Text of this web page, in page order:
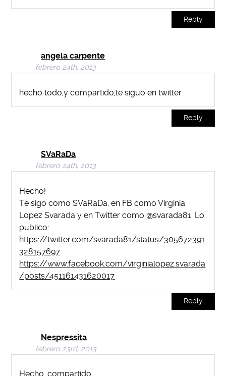
Reply
angela carpente
febrero 24th, 2013
hecho todo,y compartido,te siguo en twitter
Reply
SVaRaDa
febrero 24th, 2013
Hecho!
Te sigo como SVaRaDa, en FB como Virginia
Lopez Svarada y en Twitter como @svarada81. Lo
publico:
https://twitter.com/svarada81/status/305672391
328157697
https://www.facebook.com/virginialopez.svarada
/posts/451161431620017
Reply
Nespressita
febrero 23rd, 2013
Hecho, compartido.